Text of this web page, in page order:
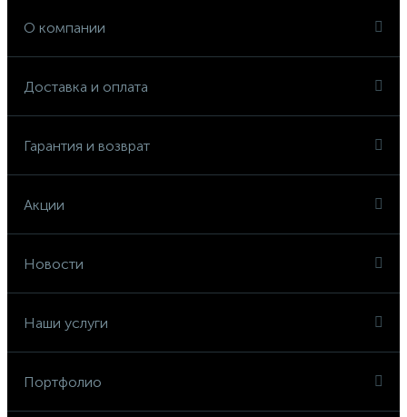
О компании
Доставка и оплата
Гарантия и возврат
Акции
Новости
Наши услуги
Портфолио